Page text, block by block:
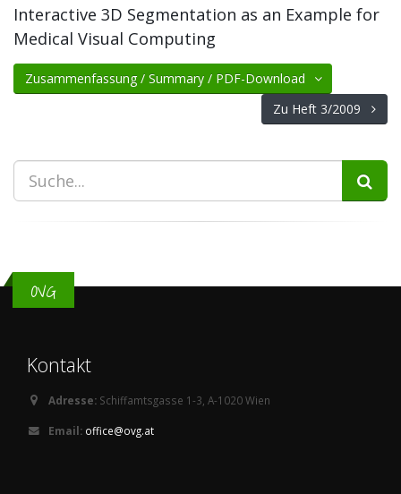
Interactive 3D Segmentation as an Example for
Medical Visual Computing
Zusammenfassung / Summary / PDF-Download
Zu Heft 3/2009
OVG
Kontakt
Adresse: Schiffamtsgasse 1-3, A-1020 Wien
Email: office@ovg.at